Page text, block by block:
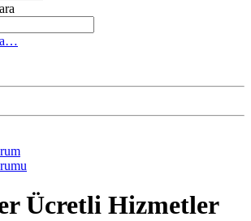
Ücretli Hizmetler